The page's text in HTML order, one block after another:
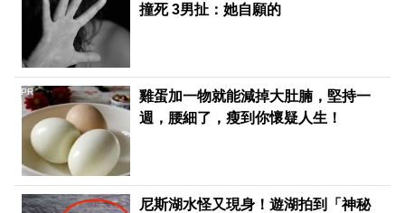
撞死 3男扯：她自願的
雞蛋加一物就能減掉大肚腩，堅持一
週，腰細了，瘦到你懷疑人生！
PR
尼斯湖水怪又現身！遊湖拍到「神秘